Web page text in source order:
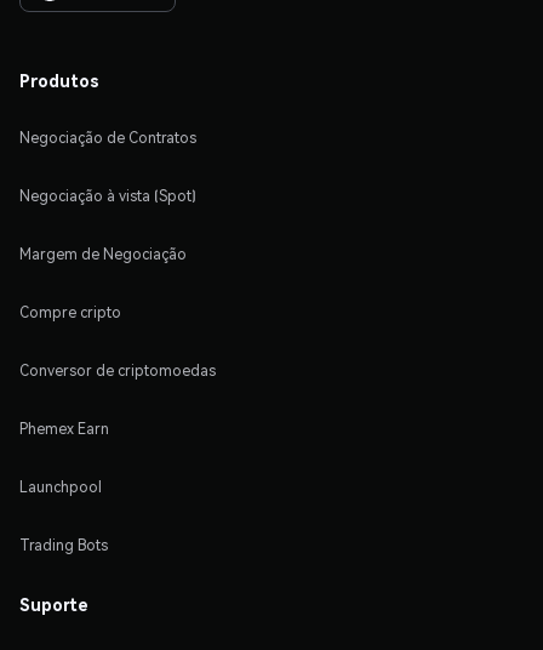
Produtos
Negociação de Contratos
Negociação à vista (Spot)
Margem de Negociação
Compre cripto
Conversor de criptomoedas
Phemex Earn
Launchpool
Trading Bots
Suporte